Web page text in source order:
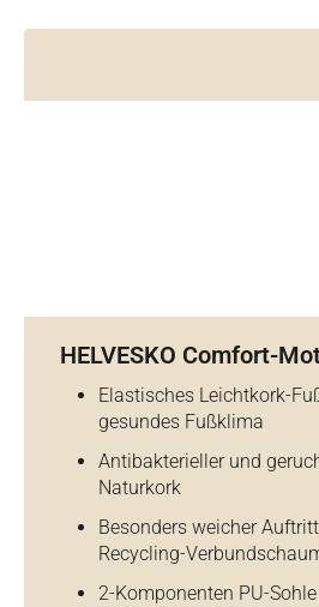
HELVESKO Comfort-
Elastisches Leichtkork-
gesundes Fußklima
Antibakterieller und
Naturkork
Besonders weicher
Recycling-
2-Komponenten PU-